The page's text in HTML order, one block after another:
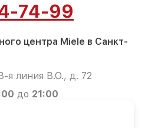
74-99
центра Miele в Санкт-
я линия В.О., д. 72
до 21:00